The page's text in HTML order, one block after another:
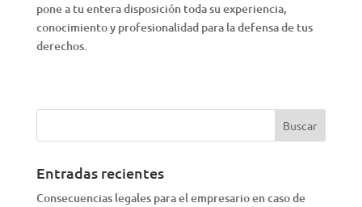
pone a tu entera disposición toda su experiencia,
conocimiento y profesionalidad para la defensa de tus
derechos.
Entradas recientes
Consecuencias legales para el empresario en caso de